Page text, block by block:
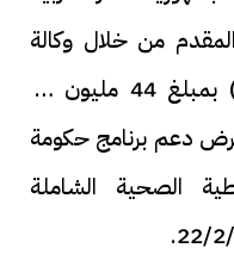
من خلال وكالة
اليابان للتعاون الدولي (الجايكا) بمبلغ 44 مليون ين
دعم برنامج حكومة
الصحية الشاملة